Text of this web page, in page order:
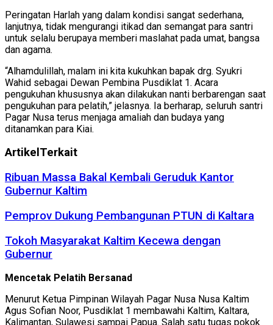
Peringatan Harlah yang dalam kondisi sangat sederhana,
lanjutnya, tidak mengurangi itikad dan semangat para santri
untuk selalu berupaya memberi maslahat pada umat, bangsa
dan agama.
“Alhamdulillah, malam ini kita kukuhkan bapak drg. Syukri
Wahid sebagai Dewan Pembina Pusdiklat 1. Acara
pengukuhan khususnya akan dilakukan nanti berbarengan saat
pengukuhan para pelatih,” jelasnya. Ia berharap, seluruh santri
Pagar Nusa terus menjaga amaliah dan budaya yang
ditanamkan para Kiai.
Artikel Terkait
Ribuan Massa Bakal Kembali Geruduk Kantor
Gubernur Kaltim
Pemprov Dukung Pembangunan PTUN di Kaltara
Tokoh Masyarakat Kaltim Kecewa dengan
Gubernur
Mencetak Pelatih Bersanad
Menurut Ketua Pimpinan Wilayah Pagar Nusa Nusa Kaltim
Agus Sofian Noor, Pusdiklat 1 membawahi Kaltim, Kaltara,
Kalimantan, Sulawesi sampai Papua. Salah satu tugas pokok